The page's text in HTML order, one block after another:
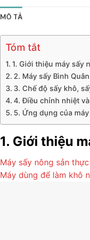
MÔ TẢ
Tóm tắt
1. Giới thiệu máy sấy
2. Máy sấy Bình
3. Chế độ sấy khô,
4. Điều chỉnh nhiệt
5. Ứng dụng của
1. Giới thiệu
Máy sấy nông sản
Máy dùng để làm khô